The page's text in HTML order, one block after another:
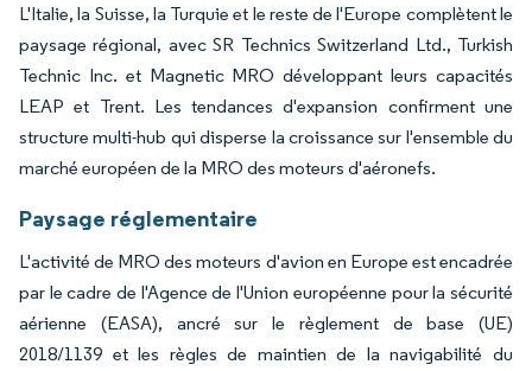
L'Italie, la Suisse, la Turquie et le reste de l'Europe complètent le
paysage régional, avec SR Technics Switzerland Ltd., Turkish
Technic Inc. et Magnetic MRO développant leurs capacités
LEAP et Trent. Les tendances d'expansion confirment une
structure multi-hub qui disperse la croissance sur l'ensemble du
marché européen de la MRO des moteurs d'aéronefs.
Paysage réglementaire
L'activité de MRO des moteurs d'avion en Europe est encadrée
par le cadre de l'Agence de l'Union européenne pour la sécurité
aérienne (EASA), ancré sur le règlement de base (UE)
2018/1139 et les règles de maintien de la navigabilité du